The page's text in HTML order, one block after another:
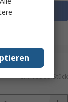
CHF.108.53/Stück